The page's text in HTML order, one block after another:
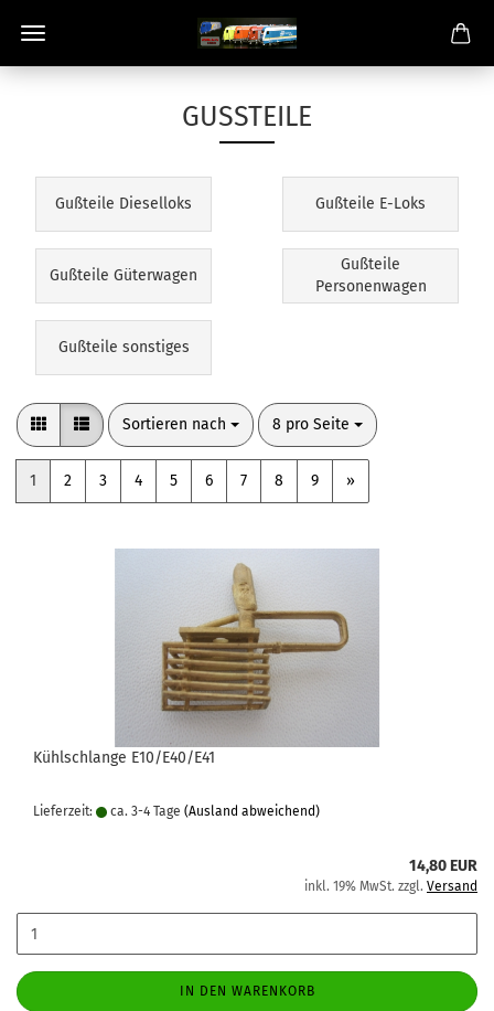
GUSSTEILE
Gußteile Dieselloks Gußteile E-Loks
Gußteile Güterwagen
Gußteile
Personenwagen
Gußteile sonstiges
Sortieren nach
Sortieren nach 8 pro Seite
pro Seite
1 2 3 4 5 6 7 8 9 »
Kühlschlange E10/E40/E41
Lieferzeit: ca. 3-4 Tage (Ausland abweichend)
14,80 EUR
inkl. 19% MwSt. zzgl. Versand
IN DEN WARENKORB